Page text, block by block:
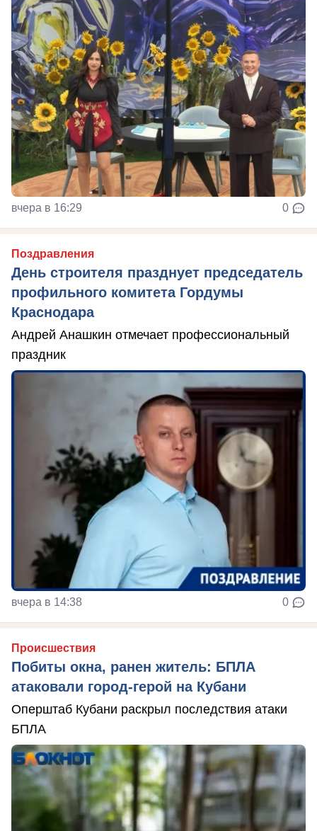
вчера в 16:29 0
Поздравления
День строителя празднует председатель
профильного комитета Гордумы
Краснодара
Андрей Анашкин отмечает профессиональный
праздник
вчера в 14:38 0
Происшествия
Побиты окна, ранен житель: БПЛА
атаковали город-герой на Кубани
Оперштаб Кубани раскрыл последствия атаки
БПЛА